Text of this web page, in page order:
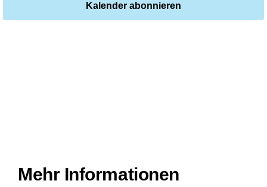
Kalender abonnieren
Mehr Informationen